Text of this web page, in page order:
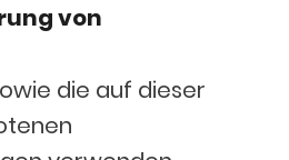
von
die auf dieser